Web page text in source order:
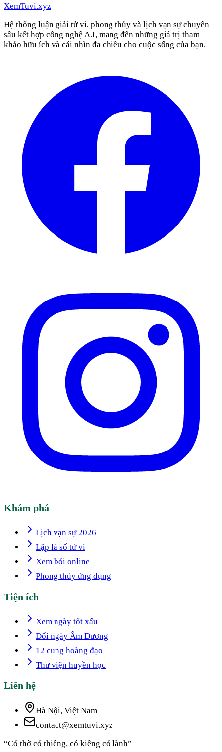
XemTuvi.xyz
Hệ thống luận giải tử vi, phong thủy và lịch vạn sự chuyên
sâu kết hợp công nghệ A.I, mang đến những giá trị tham
khảo hữu ích và cái nhìn đa chiều cho cuộc sống của bạn.
Khám phá
Lịch vạn sự 2026
Lập lá số tử vi
Xem bói online
Phong thủy ứng dụng
Tiện ích
Xem ngày tốt xấu
Đổi ngày Âm Dương
12 cung hoàng đạo
Thư viện huyền học
Liên hệ
Hà Nội, Việt Nam
contact@xemtuvi.xyz
“Có thờ có thiêng, có kiêng có lành”